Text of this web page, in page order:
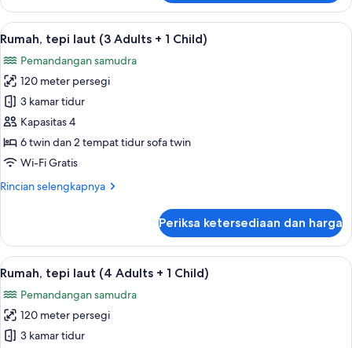
Rumah,
tepi
laut
Adults
+
3
children)
Lihat
semua
foto
untuk
Rumah,
tepi
laut
(3
+
13
Rumah, tepi laut (3 Adults + 1 Child)
Pemandangan samudra
120 meter persegi
3 kamar tidur
Kapasitas 4
6 twin dan 2 tempat tidur sofa twin
Wi-Fi Gratis
Rincian selengkapnya
Rincian
Rumah,
tepi
laut
Adults
+
Child)
Periksa ketersediaan dan harga
Lihat
semua
foto
untuk
Rumah,
13
Rumah, tepi laut (4 Adults + 1 Child)
Pemandangan samudra
120 meter persegi
3 kamar tidur